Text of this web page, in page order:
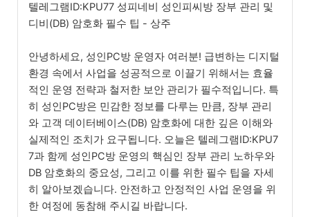
텔레그램ID:KPU77 성피네비 성인피씨방 장부 관리 및
디비(DB) 암호화 필수 팁 - 상주
안녕하세요, 성인PC방 운영자 여러분! 급변하는 디지털
환경 속에서 사업을 성공적으로 이끌기 위해서는 효율
적인 운영 전략과 철저한 보안 관리가 필수적입니다. 특
히 성인PC방은 민감한 정보를 다루는 만큼, 장부 관리
와 고객 데이터베이스(DB) 암호화에 대한 깊은 이해와
실제적인 조치가 요구됩니다. 오늘은 텔레그램ID:KPU7
7과 함께 성인PC방 운영의 핵심인 장부 관리 노하우와
DB 암호화의 중요성, 그리고 이를 위한 필수 팁을 자세
히 알아보겠습니다. 안전하고 안정적인 사업 운영을 위
한 여정에 동참해 주시길 바랍니다.